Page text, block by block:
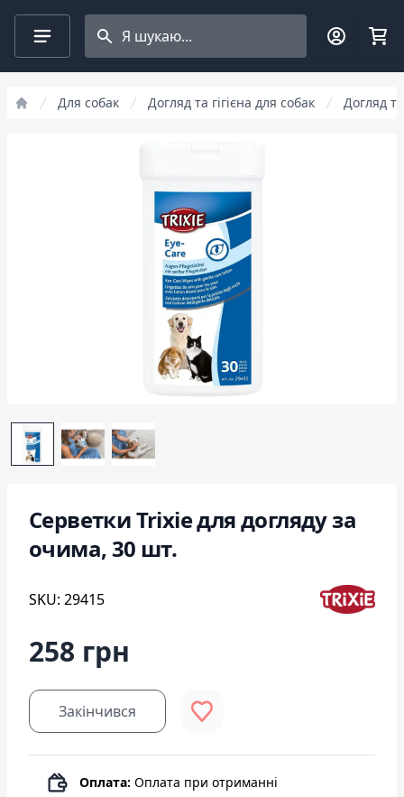
Search projects
Для собак Догляд та гігієна для собак Догляд
Серветки Trixie для догляду за
очима, 30 шт.
SKU: 29415
258 грн
Закінчився
Оплата: Оплата при отриманні